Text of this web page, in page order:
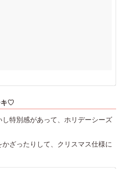
キ♡
特別感があって、ホリデーシーズ
ざったりして、クリスマス仕様に